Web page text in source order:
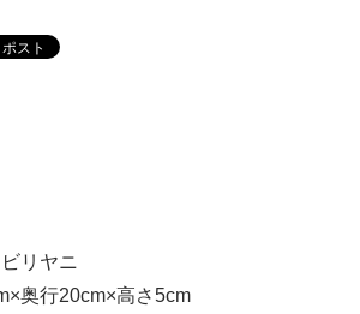
リヤニ
奥行20cm×高さ5cm